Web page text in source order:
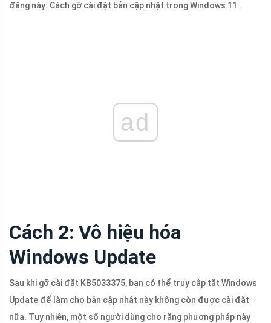
đăng này: Cách gỡ cài đặt bản cập nhật trong Windows 11 .
ad
Cách 2: Vô hiệu hóa
Windows Update
Sau khi gỡ cài đặt KB5033375, bạn có thể truy cập tắt Windows
Update để làm cho bản cập nhật này không còn được cài đặt
nữa. Tuy nhiên, một số người dùng cho rằng phương pháp này